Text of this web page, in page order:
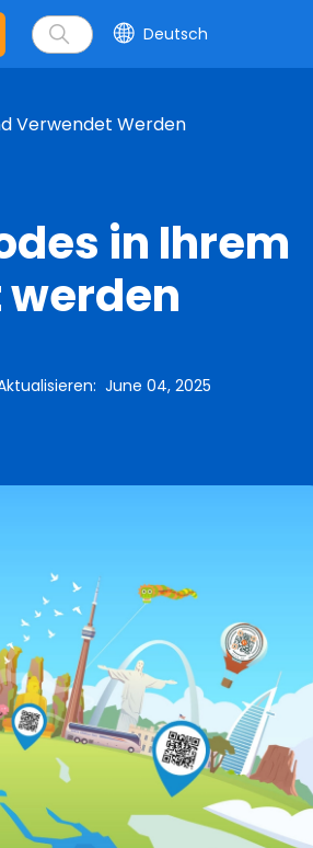
Deutsch
Verwendet Werden
in Ihrem
:June 04, 2025